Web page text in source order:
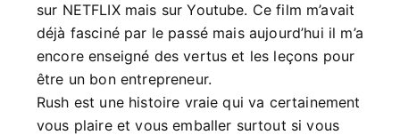
sur NETFLIX mais sur Youtube. Ce film m’avait
déjà fasciné par le passé mais aujourd’hui il m’a
encore enseigné des vertus et les leçons pour
être un bon entrepreneur.
Rush est une histoire vraie qui va certainement
vous plaire et vous emballer surtout si vous